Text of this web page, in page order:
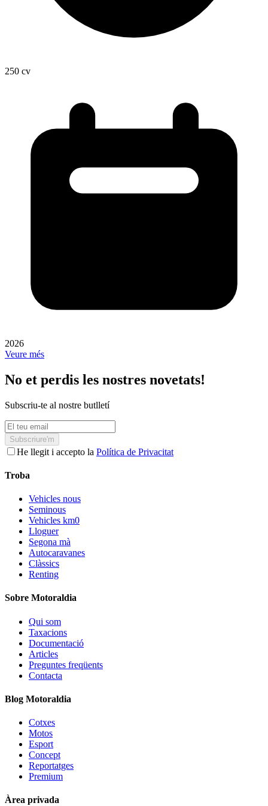
250 cv
2026
Veure més
No et perdis les nostres novetats!
Subscriu-te al nostre butlletí
Subscriure'm
He llegit i accepto la Política de Privacitat
Troba
Vehicles nous
Seminous
Vehicles km0
Lloguer
Segona mà
Autocaravanes
Clàssics
Renting
Sobre Motoraldia
Qui som
Taxacions
Documentació
Articles
Preguntes freqüents
Contacta
Blog Motoraldia
Cotxes
Motos
Esport
Concept
Reportatges
Premium
Àrea privada